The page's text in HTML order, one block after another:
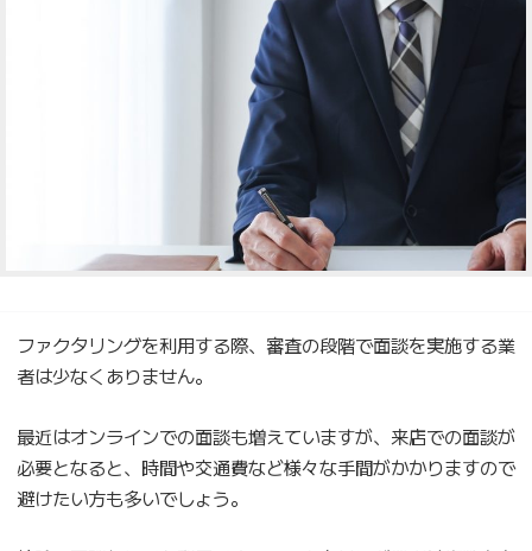
ファクタリングを利用する際、審査の段階で面談を実施する業
者は少なくありません。
最近はオンラインでの面談も増えていますが、来店での面談が
必要となると、時間や交通費など様々な手間がかかりますので
避けたい方も多いでしょう。